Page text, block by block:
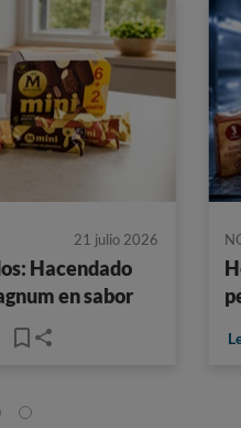
21 julio 2026
Hacendado
en sabor